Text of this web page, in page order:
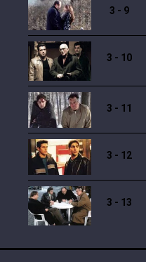
3 - 9
3 - 10
3 - 11
3 - 12
3 - 13